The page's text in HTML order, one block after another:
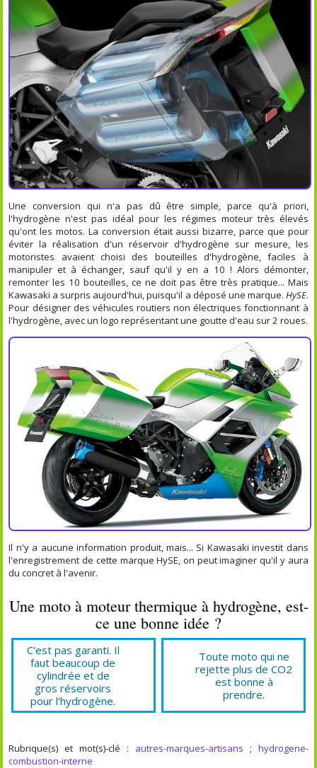
Une conversion qui n'a pas dû être simple, parce qu'à priori,
l'hydrogène n'est pas idéal pour les régimes moteur très élevés
qu'ont les motos. La conversion était aussi bizarre, parce que pour
éviter la réalisation d'un réservoir d'hydrogène sur mesure, les
motoristes avaient choisi des bouteilles d'hydrogène, faciles à
manipuler et à échanger, sauf qu'il y en a 10 ! Alors démonter,
remonter les 10 bouteilles, ce ne doit pas être très pratique... Mais
Kawasaki a surpris aujourd'hui, puisqu'il a déposé une marque. HySE.
Pour désigner des véhicules routiers non électriques fonctionnant à
l'hydrogène, avec un logo représentant une goutte d'eau sur 2 roues.
Il n'y a aucune information produit, mais... Si Kawasaki investit dans
l'enregistrement de cette marque HySE, on peut imaginer qu'il y aura
du concret à l'avenir.
Une moto à moteur thermique à hydrogène, est-
ce une bonne idée ?
C'est pas garanti. Il
faut beaucoup de
cylindrée et de
gros réservoirs
pour l'hydrogène.
Toute moto qui ne
rejette plus de CO2
est bonne à
prendre.
Rubrique(s) et mot(s)-clé : autres-marques-artisans ; hydrogene-
combustion-interne